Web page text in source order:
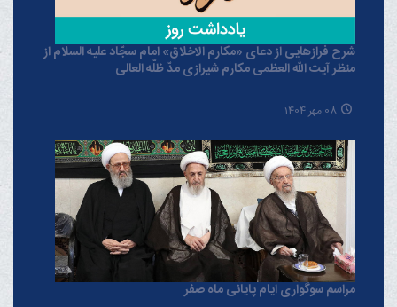
شرح فرازهایی از دعای «مکارم الاخلاق» امام سجّاد علیه السلام از
منظر آیت الله العظمی مکارم شیرازی مدّ ظلّه العالی
08 مهر 1404
مراسم سوگواری ایام پایانی ماه صفر